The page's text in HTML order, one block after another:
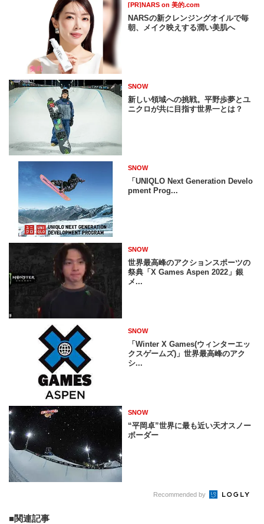
[PR]NARS on 美的.com
NARSの新クレンジングオイルで毎
朝、メイク映えする潤い美肌へ
SNOW
新しい領域への挑戦。平野歩夢とユ
ニクロが共に目指す世界一とは？
SNOW
「UNIQLO Next Generation Develo
pment Prog...
SNOW
世界最高峰のアクションスポーツの
祭典「X Games Aspen 2022」銀
メ...
SNOW
「Winter X Games(ウィンターエッ
クスゲームズ)」世界最高峰のアク
シ...
SNOW
“平岡卓”世界に最も近い天才スノー
ボーダー
Recommended by
関連記事